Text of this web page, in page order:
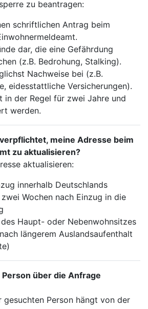
zu beantragen:
schriftlichen Antrag beim
dar, die eine Gefährdung
(z.B. Bedrohung, Stalking).
Nachweise bei (z.B.
eidesstattliche Versicherungen).
in der Regel für zwei Jahre und
werden.
meine Adresse beim
zu aktualisieren?
aktualisieren:
innerhalb Deutschlands
Wochen nach Einzug in die
Haupt- oder Nebenwohnsitzes
längerem Auslandsaufenthalt
über die Anfrage
gesuchten Person hängt von der